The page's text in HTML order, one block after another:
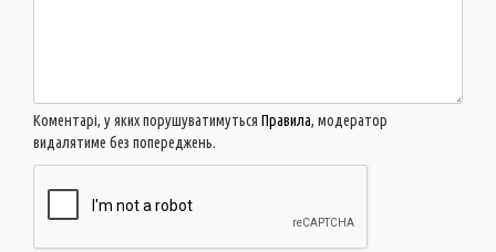
Коментарі, у яких порушуватимуться Правила, модератор
видалятиме без попереджень.